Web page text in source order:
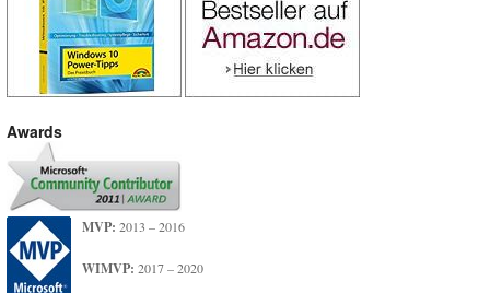
Awards
MVP: 2013 – 2016
WIMVP: 2017 – 2020